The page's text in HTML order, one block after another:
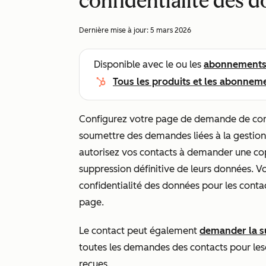
Dernière mise à jour: 5 mars 2026
Disponible avec le ou les abonnements
Tous les produits et les
Configurez votre page de demande de
soumettre des demandes liées à la
autorisez vos contacts à demander une
suppression définitive de leurs données.
confidentialité des données pour les
page.
Le contact peut également demander la
toutes les demandes des contacts pour